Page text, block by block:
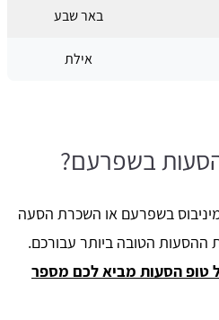
באר שבע
אילת
בשפרעם?
בשפרעם או השכרת הסעה
הטובה ביותר עבורכם.
טופ הסעות מביא לכם מספר